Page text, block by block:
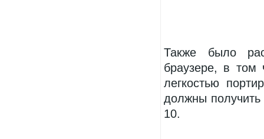
Также было
браузере, в
легкостью
должны
10.